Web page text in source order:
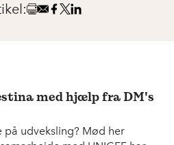
med hjælp fra DM's
udveksling? Mød her